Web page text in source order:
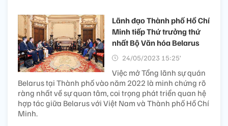
Lãnh đạo Thành phố Hồ Chí
Minh tiếp Thứ trưởng thứ
nhất Bộ Văn hóa Belarus
24/05/2023 15:25’
Việc mở Tổng lãnh sự quán
Belarus tại Thành phố vào năm 2022 là minh chứng rõ
ràng nhất về sự quan tâm, coi trọng phát triển quan hệ
hợp tác giữa Belarus với Việt Nam và Thành phố Hồ Chí
Minh.